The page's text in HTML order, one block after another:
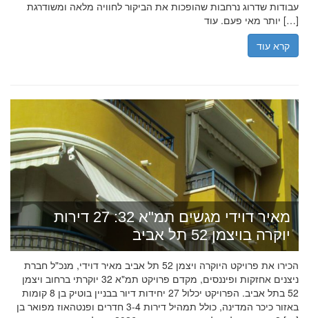
עבודות שדרוג נרחבות שהופכות את הביקור לחוויה מלאה ומשודרגת
יותר מאי פעם. עוד […]
קרא עוד
מאיר דוידי מגשים תמ"א 32: 27 דירות
יוקרה בויצמן 52 תל אביב
הכירו את פרויקט היוקרה ויצמן 52 תל אביב מאיר דוידי, מנכ"ל חברת
ניצנים אחזקות ופיננסים, מקדם פרויקט תמ"א 32 יוקרתי ברחוב ויצמן
52 בתל אביב. הפרויקט יכלול 27 יחידות דיור בבניין בוטיק בן 8 קומות
באזור כיכר המדינה, כולל תמהיל דירות 3-4 חדרים ופנטהאוז מפואר בן